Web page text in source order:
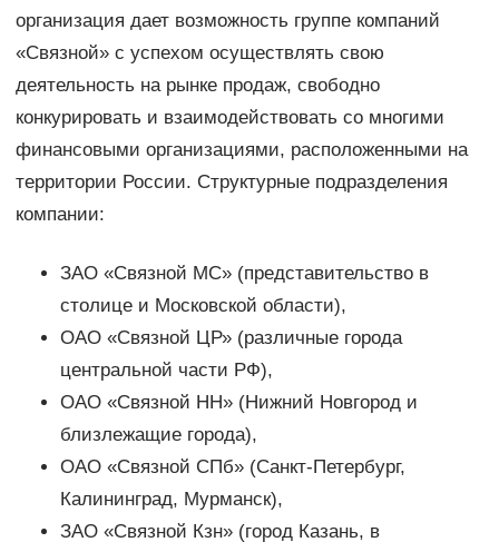
организация дает возможность группе компаний
«Связной» с успехом осуществлять свою
деятельность на рынке продаж, свободно
конкурировать и взаимодействовать со многими
финансовыми организациями, расположенными на
территории России. Структурные подразделения
компании:
ЗАО «Связной МС» (представительство в
столице и Московской области),
ОАО «Связной ЦР» (различные города
центральной части РФ),
ОАО «Связной НН» (Нижний Новгород и
близлежащие города),
ОАО «Связной СПб» (Санкт-Петербург,
Калининград, Мурманск),
ЗАО «Связной Кзн» (город Казань, в